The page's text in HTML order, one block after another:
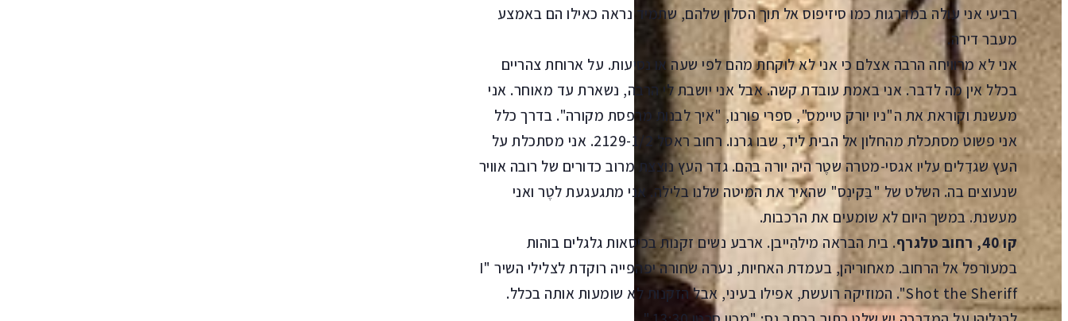
רביעי אני עולה במדרגות כמו סיזיפוס אל תוך הסלון שלהם, שתמיד נראה כאילו הם באמצע
מעבר דירה.
אני לא מרוויחה הרבה אצלם כי אני לא לוקחת מהם לפי שעה או נסיעות. על ארוחת צהריים
בכלל אין מה לדבר. אני באמת עובדת קשה. אבל אני יושבת לי הרבה, נשארת עד מאוחר. אני
מעשנת וקוראת את ה"ניו יורק טיימס", ספרי פורנו, "איך לבנות מרפסת מקורה". בדרך כלל
אני פשוט מסתכלת מהחלון אל הבית ליד, שבו גרנו. רחוב ראסל 2129-1/2. אני מסתכלת על
העץ שגדֵלים עליו אגסי-מטרה שטֶר היה יורה בהם. גדר העץ נוצצת מרוב כדורים של רובה אוויר
שנעוצים בה. השלט של "בֵּקינְס" שהאיר את המיטה שלנו בלילה. אני מתגעגעת לטֶר ואני
מעשנת. במשך היום לא שומעים את הרכבות.
קו 40, רחוב טלגרף
. בית הבראה מילהֵייבן. ארבע נשים זקנות בכיסאות גלגלים בוהות
במעורפל אל הרחוב. מאחוריהן, בעמדת האחיות, נערה שחורה יפהפייה רוקדת לצלילי השיר "I
Shot the Sheriff". המוזיקה רועשת, אפילו בעיני, אבל הזקנות לא שומעות אותה בכלל.